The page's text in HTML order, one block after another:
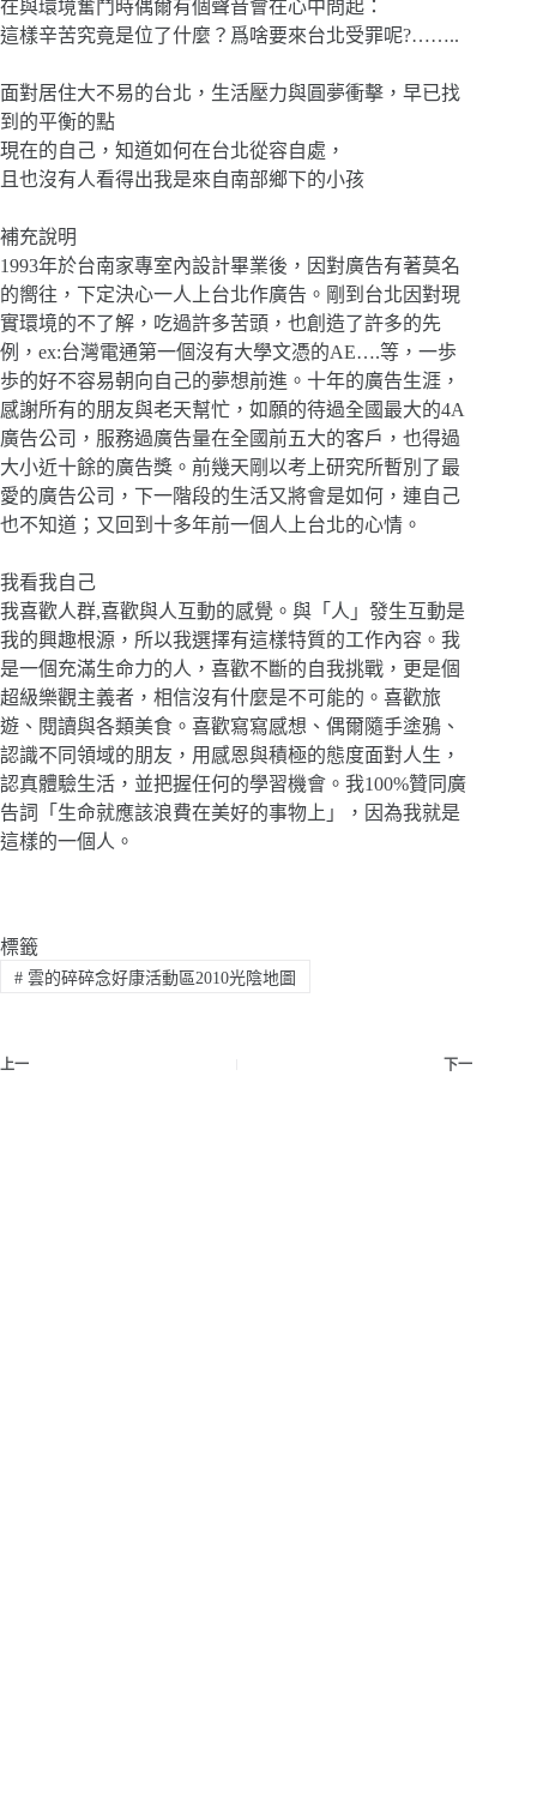
在與環境奮鬥時偶爾有個聲音會在心中問起：
這樣辛苦究竟是位了什麼？爲啥要來台北受罪呢?……..
面對居住大不易的台北，生活壓力與圓夢衝擊，早已找
到的平衡的點
現在的自己，知道如何在台北從容自處，
且也沒有人看得出我是來自南部鄉下的小孩
補充說明
1993年於台南家專室內設計畢業後，因對廣告有著莫名
的嚮往，下定決心一人上台北作廣告。剛到台北因對現
實環境的不了解，吃過許多苦頭，也創造了許多的先
例，ex:台灣電通第一個沒有大學文憑的AE….等，一歩
歩的好不容易朝向自己的夢想前進。十年的廣告生涯，
感謝所有的朋友與老天幫忙，如願的待過全國最大的4A
廣告公司，服務過廣告量在全國前五大的客戶，也得過
大小近十餘的廣告獎。前幾天剛以考上研究所暫別了最
愛的廣告公司，下一階段的生活又將會是如何，連自己
也不知道；又回到十多年前一個人上台北的心情。
我看我自己
我喜歡人群,喜歡與人互動的感覺。與「人」發生互動是
我的興趣根源，所以我選擇有這樣特質的工作內容。我
是一個充滿生命力的人，喜歡不斷的自我挑戰，更是個
超級樂觀主義者，相信沒有什麼是不可能的。喜歡旅
遊、閱讀與各類美食。喜歡寫寫感想、偶爾隨手塗鴉、
認識不同領域的朋友，用感恩與積極的態度面對人生，
認真體驗生活，並把握任何的學習機會。我100%贊同廣
告詞「生命就應該浪費在美好的事物上」，因為我就是
這樣的一個人。
標籤
#雲的碎碎念好康活動區2010光陰地圖
上一 下一